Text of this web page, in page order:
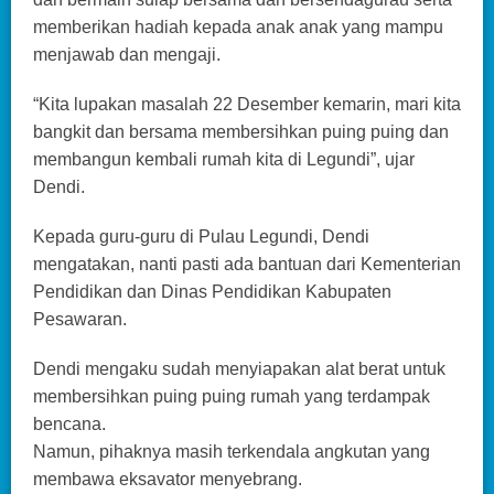
memberikan hadiah kepada anak anak yang mampu
menjawab dan mengaji.
“Kita lupakan masalah 22 Desember kemarin, mari kita
bangkit dan bersama membersihkan puing puing dan
membangun kembali rumah kita di Legundi”, ujar
Dendi.
Kepada guru-guru di Pulau Legundi, Dendi
mengatakan, nanti pasti ada bantuan dari Kementerian
Pendidikan dan Dinas Pendidikan Kabupaten
Pesawaran.
Dendi mengaku sudah menyiapakan alat berat untuk
membersihkan puing puing rumah yang terdampak
bencana.
Namun, pihaknya masih terkendala angkutan yang
membawa eksavator menyebrang.